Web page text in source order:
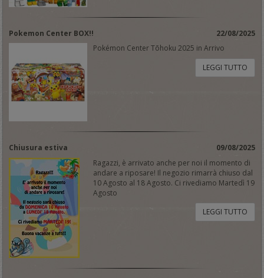
Pokemon Center BOX!!
22/08/2025
Pokémon Center Tōhoku 2025 in Arrivo
LEGGI TUTTO
Chiusura estiva
09/08/2025
Ragazzi, è arrivato anche per noi il momento di
andare a riposare! Il negozio rimarrà chiuso dal
10 Agosto al 18 Agosto. Ci rivediamo Martedì 19
Agosto
LEGGI TUTTO